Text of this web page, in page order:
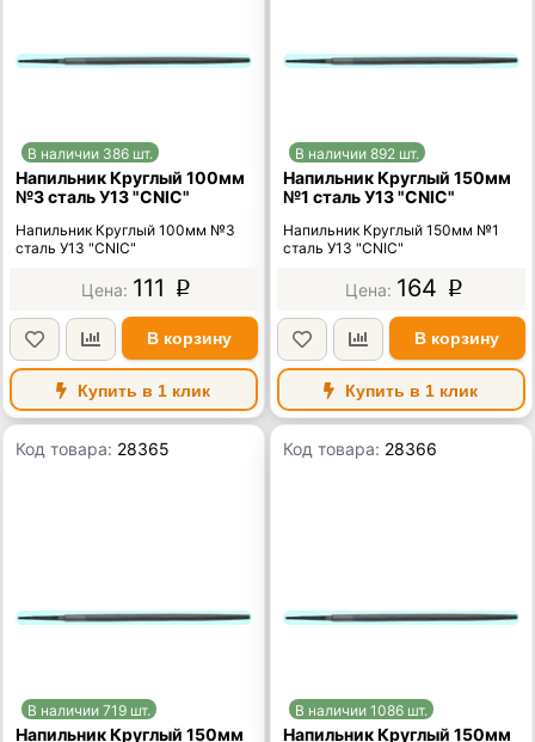
В наличии 386 шт.
Напильник Круглый 100мм
№3 сталь У13 "CNIC"
Напильник Круглый 100мм №3
сталь У13 "CNIC"
111 p
В корзину
Купить в 1 клик
В наличии 892 шт.
Напильник Круглый 150мм
№1 сталь У13 "CNIC"
Напильник Круглый 150мм №1
сталь У13 "CNIC"
164 p
В корзину
Купить в 1 клик
Код товара: 28365
В наличии 719 шт.
Напильник Круглый 150мм
Код товара: 28366
В наличии 1086 шт.
Напильник Круглый 150мм